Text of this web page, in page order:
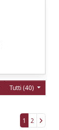
Tutti (40)
1 2